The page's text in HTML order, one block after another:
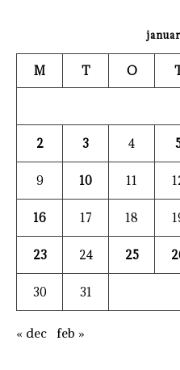
M T O
2 3 4
9 10 11
16 17 18
23 24 25
30 31
« dec feb »